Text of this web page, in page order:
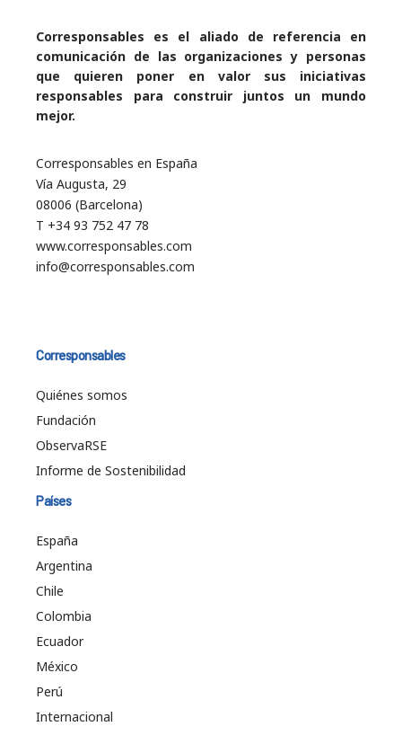
Corresponsables es el aliado de referencia en
comunicación de las organizaciones y personas
que quieren poner en valor sus iniciativas
responsables para construir juntos un mundo
mejor.
Corresponsables en España
Vía Augusta, 29
08006 (Barcelona)
T +34 93 752 47 78
www.corresponsables.com
info@corresponsables.com
Corresponsables
Quiénes somos
Fundación
ObservaRSE
Informe de Sostenibilidad
Países
España
Argentina
Chile
Colombia
Ecuador
México
Perú
Internacional